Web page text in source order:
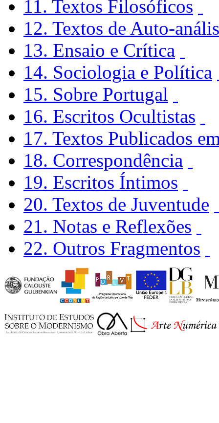
11. Textos Filosóficos
12. Textos de Auto-
13. Ensaio e Crítica
14. Sociologia e Política
15. Sobre Portugal
16. Escritos Ocultistas
17. Textos Publicados
18. Correspondência
19. Escritos Íntimos
20. Textos de Juventude
21. Notas e Reflexões
22. Outros Fragmentos